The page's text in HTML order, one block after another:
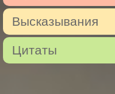
Высказывания
Цитаты